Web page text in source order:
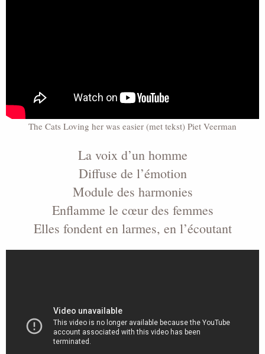
The Cats Loving her was easier (met tekst) Piet Veerman
La voix d’un homme
Diffuse de l’émotion
Module des harmonies
Enflamme le cœur des femmes
Elles fondent en larmes, en l’écoutant